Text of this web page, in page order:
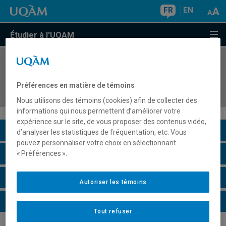
FR EN
Étudier à l'UQAM
COURS//
siècle
Description du cours
Horaire - Été 2026
Horaire - Automne 2026
Horaire - Hiver 2027
Préférences en matière de témoins
Nous utilisons des témoins (cookies) afin de collecter des
informations qui nous permettent d’améliorer votre
expérience sur le site, de vous proposer des contenus vidéo,
d’analyser les statistiques de fréquentation, etc. Vous
pouvez personnaliser votre choix en sélectionnant
« Préférences ».
Tout refuser
Autoriser les témoins